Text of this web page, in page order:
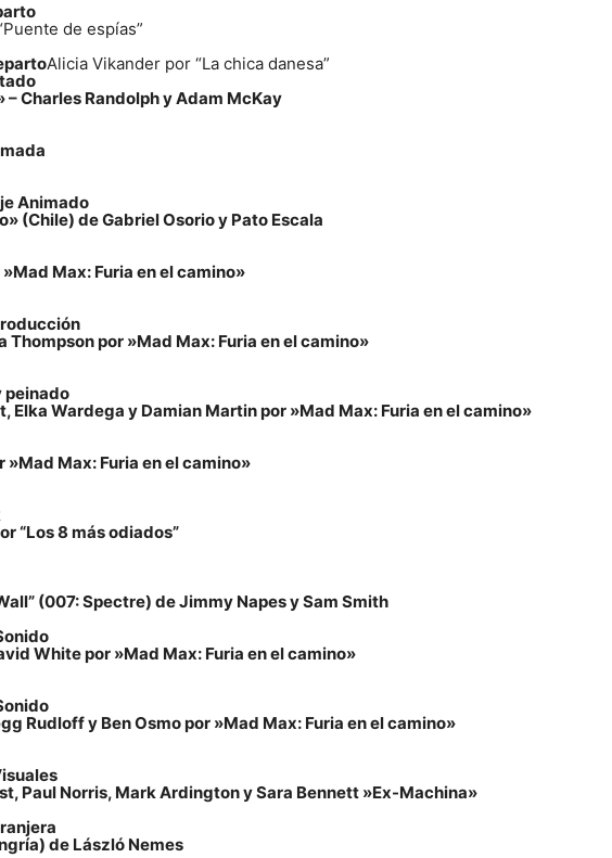
de espías”
Alicia Vikander por “La chica danesa”
– Charles Randolph y Adam McKay
Animado
(Chile) de Gabriel Osorio y Pato Escala
Max: Furia en el camino»
Thompson por »Mad Max: Furia en el camino»
peinado
Elka Wardega y Damian Martin por »Mad Max: Furia en el camino»
»Mad Max: Furia en el camino»
“Los 8 más odiados”
(007: Spectre) de Jimmy Napes y Sam Smith
White por »Mad Max: Furia en el camino»
Rudloff y Ben Osmo por »Mad Max: Furia en el camino»
Paul Norris, Mark Ardington y Sara Bennett »Ex-Machina»
de László Nemes